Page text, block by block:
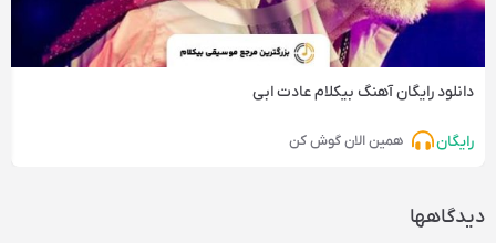
دانلود رایگان آهنگ‌ بیکلام عادت ابی
رایگان همین الان گوش کن
دیدگاهها